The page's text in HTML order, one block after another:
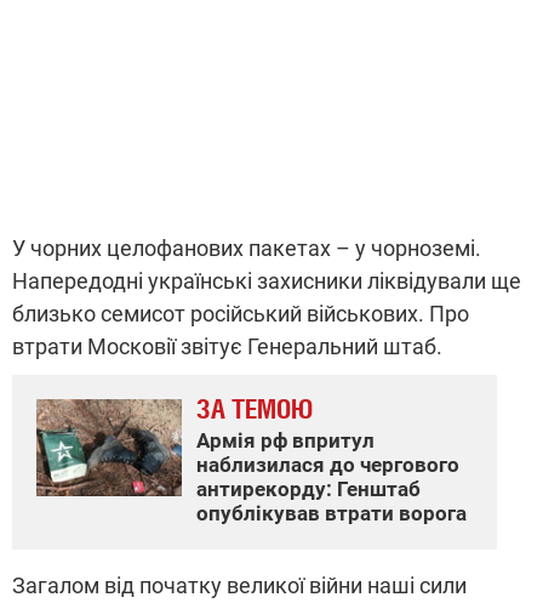
У чорних целофанових пакетах – у чорноземі.
Напередодні українські захисники ліквідували ще
близько семисот російський військових. Про
втрати Московії звітує Генеральний штаб.
ЗА ТЕМОЮ
Армія рф впритул
наблизилася до чергового
антирекорду: Генштаб
опублікував втрати ворога
Загалом від початку великої війни наші сили